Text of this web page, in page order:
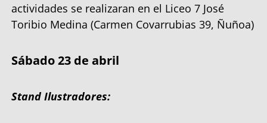
actividades se realizaran en el Liceo 7 José
Toribio Medina (Carmen Covarrubias 39, Ñuñoa)
Sábado 23 de abril
Stand Ilustradores: